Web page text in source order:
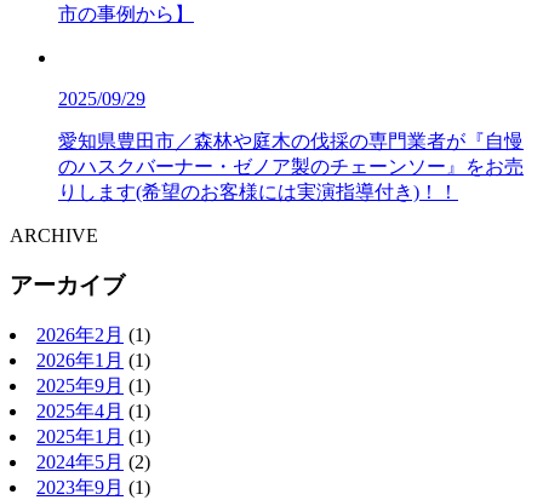
市の事例から】
2025/09/29
愛知県豊田市／森林や庭木の伐採の専門業者が『自慢
のハスクバーナー・ゼノア製のチェーンソー』をお売
りします(希望のお客様には実演指導付き)！！
ARCHIVE
アーカイブ
2026年2月 (1)
2026年1月 (1)
2025年9月 (1)
2025年4月 (1)
2025年1月 (1)
2024年5月 (2)
2023年9月 (1)